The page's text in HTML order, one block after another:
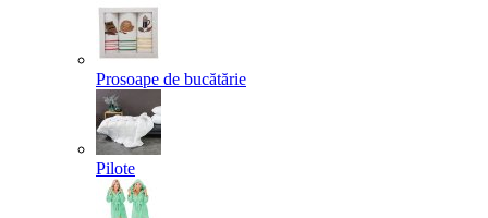
Prosoape de bucătărie
Pilote